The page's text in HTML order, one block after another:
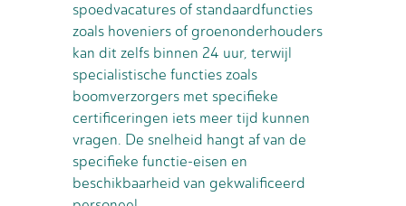
spoedvacatures of standaardfuncties
zoals hoveniers of groenonderhouders
kan dit zelfs binnen 24 uur, terwijl
specialistische functies zoals
boomverzorgers met specifieke
certificeringen iets meer tijd kunnen
vragen. De snelheid hangt af van de
specifieke functie-eisen en
beschikbaarheid van gekwalificeerd